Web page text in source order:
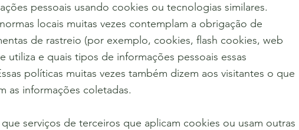
pessoais usando cookies ou tecnologias similares.
locais muitas vezes contemplam a obrigação de
de rastreio (por exemplo, cookies, flash cookies, web
utiliza e quais tipos de informações pessoais essas
políticas muitas vezes também dizem aos visitantes o que
as informações coletadas.
serviços de terceiros que aplicam cookies ou usam outras